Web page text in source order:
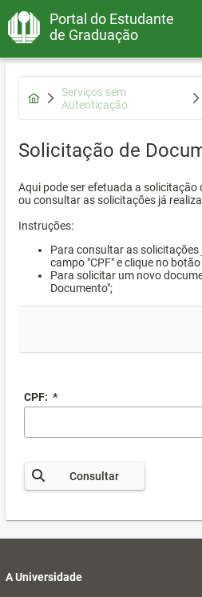
Portal do Estudante
de Graduação
Serviços sem
Autenticação
Solicitação de
Aqui pode ser efetuada a solicitação
ou consultar as solicitações já
Instruções:
Para consultar as solicitações
campo "CPF" e clique no
Para solicitar um novo
Documento";
CPF: *
Consultar
A Universidade